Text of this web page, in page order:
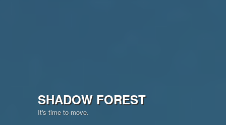
SHADOW FOREST
It's time to move.